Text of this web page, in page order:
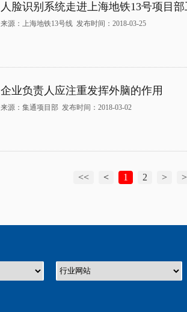
人脸识别系统走进上海地铁13号项目
来源：上海地铁13号线 发布时间：2018-03-25
企业负责人应注重发挥外脑的作用
来源：集通项目部 发布时间：2018-03-02
<< < 1 2 >